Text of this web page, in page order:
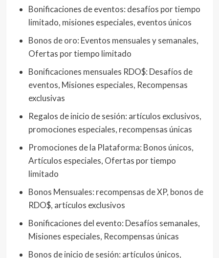
Bonificaciones de eventos: desafíos por tiempo
limitado, misiones especiales, eventos únicos
Bonos de oro: Eventos mensuales y semanales,
Ofertas por tiempo limitado
Bonificaciones mensuales RDO$: Desafíos de
eventos, Misiones especiales, Recompensas
exclusivas
Regalos de inicio de sesión: artículos exclusivos,
promociones especiales, recompensas únicas
Promociones de la Plataforma: Bonos únicos,
Artículos especiales, Ofertas por tiempo
limitado
Bonos Mensuales: recompensas de XP, bonos de
RDO$, artículos exclusivos
Bonificaciones del evento: Desafíos semanales,
Misiones especiales, Recompensas únicas
Bonos de inicio de sesión: artículos únicos,